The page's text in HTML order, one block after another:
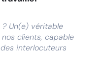
Un(e) véritable
clients, capable
interlocuteurs